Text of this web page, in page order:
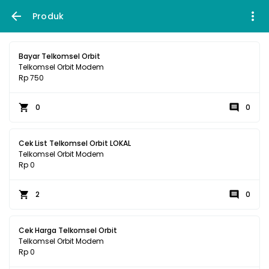
Produk
Bayar Telkomsel Orbit
Telkomsel Orbit Modem
Rp 750
0 0
Cek List Telkomsel Orbit LOKAL
Telkomsel Orbit Modem
Rp 0
2 0
Cek Harga Telkomsel Orbit
Telkomsel Orbit Modem
Rp 0